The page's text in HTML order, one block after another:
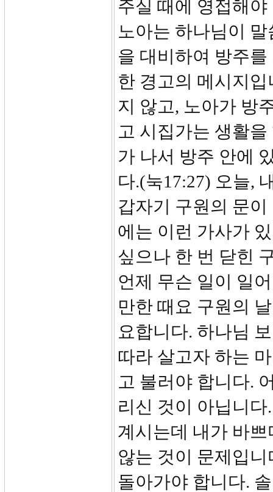
주실 때에 영접해야
노아는 하나님이
을 대비하여 방주
한 경고의 메시지
지 않고, 노아가 방
고 시집가는 생활
가 나서 방주 안에
다.(눅17:27) 오늘,
갑자기 구원의 문
에는 이런 가사가
싶으나 한 번 닫힌
언제 무슨 일이 일
만한 때요 구원의
요합니다. 하나님
따라 살고자 하는
고 불러야 합니다.
리신 것이 아닙니
계시는데 내가 바
않는 것이 문제입
돌아가야 합니다.